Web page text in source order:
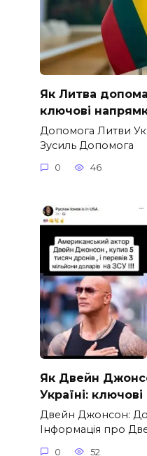
Як Литва
ключові
Допомога Литви
Зусиль Допомога
0 46
Як Двейн
Україні:
Двейн Джонсон:
Інформація про
0 52